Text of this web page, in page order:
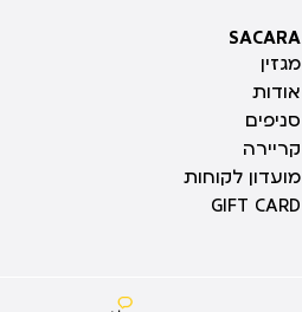
SACARA
SACARA
מגזין
אודות
סניפים
קריירה
מועדון לקוחות
GIFT CARD